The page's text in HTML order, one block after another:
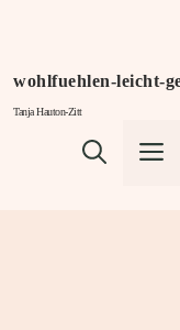
wohlfuehlen-leicht-
Tanja Hauton-Zitt